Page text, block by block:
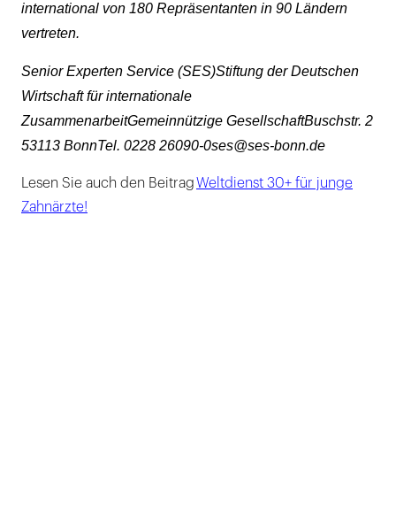
international von 180 Repräsentanten in 90 Ländern
vertreten.
Senior Experten Service (SES)Stiftung der Deutschen
Wirtschaft für internationale
ZusammenarbeitGemeinnützige GesellschaftBuschstr. 2
53113 BonnTel. 0228 26090-0ses@ses-bonn.de
Lesen Sie auch den BeitragWeltdienst 30+ für junge
Zahnärzte!